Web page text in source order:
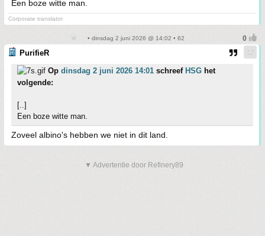
Een boze witte man.
Corporate translator
• dinsdag 2 juni 2026 @ 14:02 • 62
PurifieR
Op dinsdag 2 juni 2026 14:01 schreef HSG het
volgende:
[..]
Een boze witte man.
Zoveel albino's hebben we niet in dit land.
▼ Advertentie door Refinery89